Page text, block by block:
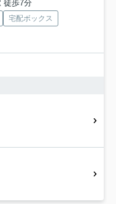
徒歩7分
宅配ボックス